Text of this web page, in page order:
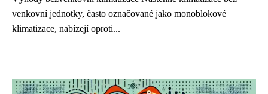
venkovní jednotky, často označované jako monoblokové
klimatizace, nabízejí oproti...